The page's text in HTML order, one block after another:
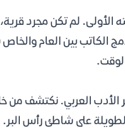
الأولى. لم تكن مجرد
بين العام والخاص
الأدب العربي. نكتشف
على شاطئ رأس